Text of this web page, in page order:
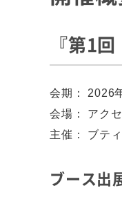
『第1
会期：
2026
会場：
アク
主催：
ブテ
ブース出